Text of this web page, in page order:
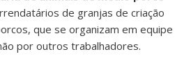
de granjas de criação
que se organizam em equipe
por outros trabalhadores.